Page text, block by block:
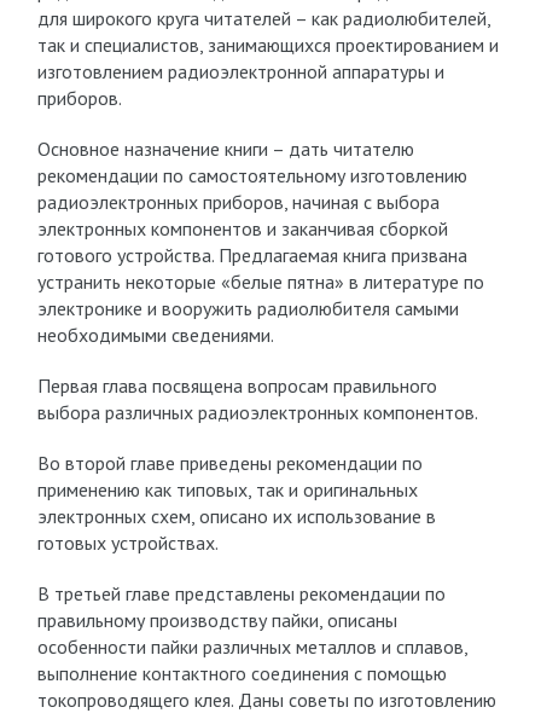
для широкого круга читателей – как радиолюбителей,
так и специалистов, занимающихся проектированием и
изготовлением радиоэлектронной аппаратуры и
приборов.
Основное назначение книги – дать читателю
рекомендации по самостоятельному изготовлению
радиоэлектронных приборов, начиная с выбора
электронных компонентов и заканчивая сборкой
готового устройства. Предлагаемая книга призвана
устранить некоторые «белые пятна» в литературе по
электронике и вооружить радиолюбителя самыми
необходимыми сведениями.
Первая глава посвящена вопросам правильного
выбора различных радиоэлектронных компонентов.
Во второй главе приведены рекомендации по
применению как типовых, так и оригинальных
электронных схем, описано их использование в
готовых устройствах.
В третьей главе представлены рекомендации по
правильному производству пайки, описаны
особенности пайки различных металлов и сплавов,
выполнение контактного соединения с помощью
токопроводящего клея. Даны советы по изготовлению